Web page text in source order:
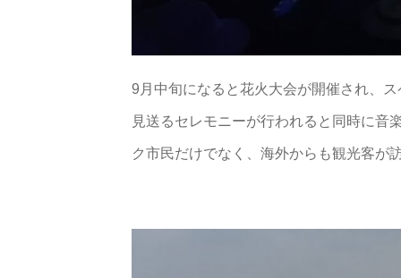
9月中旬になると花火大会が開催され、
見送るセレモニーが行われると同時に音
ク市民だけでなく、海外からも観光客が